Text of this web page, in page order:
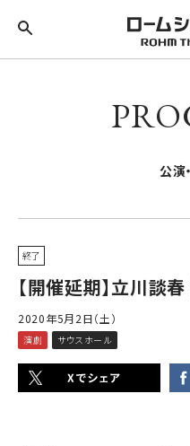
公演
終了
【開催延期】立川談
2020年5月2日（土）
演劇 サウスホール